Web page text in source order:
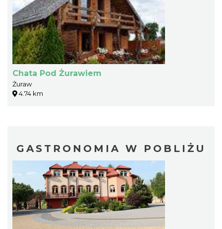
Chata Pod Żurawiem
Żuraw
4.74 km
GASTRONOMIA W POBLIŻU